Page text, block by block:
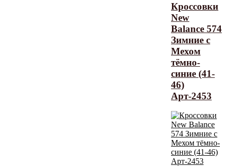
Кроссовки
New
Balance 574
Зимние с
Мехом
тёмно-
синие (41-
46)
Арт-2453